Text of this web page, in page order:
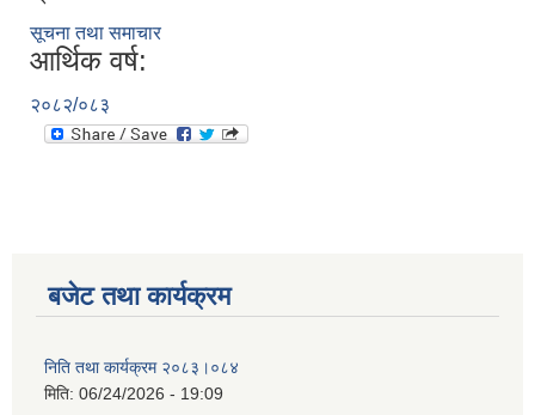
सूचना तथा समाचार
आर्थिक वर्ष:
२०८२/०८३
बजेट तथा कार्यक्रम
निति तथा कार्यक्रम २०८३।०८४
मिति: 06/24/2026 - 19:09